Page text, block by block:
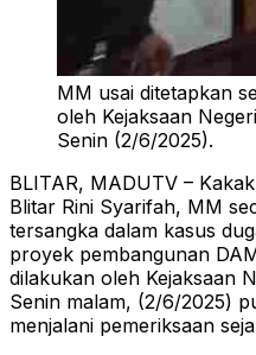
MM usai ditetapkan
oleh Kejaksaan
Senin (2/6/2025).
BLITAR, MADUTV –
Blitar Rini Syarifah, MM
tersangka dalam kasus
proyek pembangunan
dilakukan oleh Kejaksaan
Senin malam, (2/6/2025)
menjalani pemeriksaan